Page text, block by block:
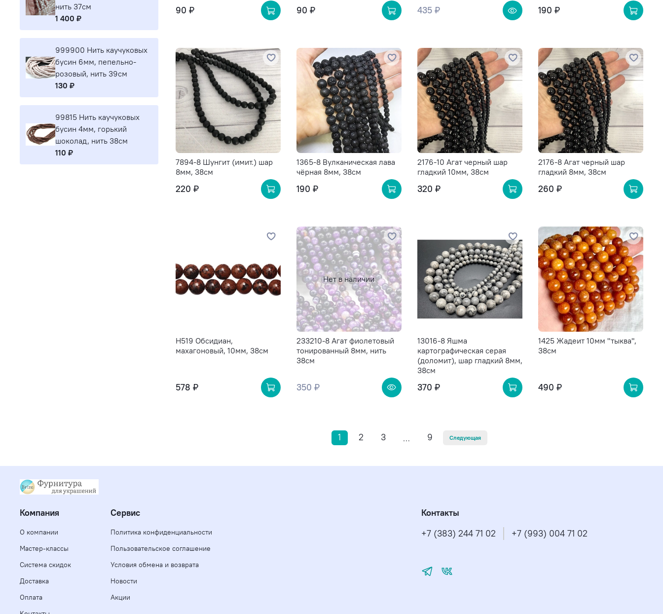
90 ₽ 90 ₽ 435 ₽ 190 ₽
7894-8 Шунгит (имит.) шар
8мм, 38см
220 ₽
1365-8 Вулканическая лава
чёрная 8мм, 38см
190 ₽
2176-10 Агат черный шар
гладкий 10мм, 38см
320 ₽
2176-8 Агат черный шар
гладкий 8мм, 38см
260 ₽
H519 Обсидиан,
махагоновый, 10мм, 38см
578 ₽
Нет в наличии
233210-8 Агат фиолетовый
тонированный 8мм, нить
38см
350 ₽
13016-8 Яшма
картографическая серая
(доломит), шар гладкий 8мм,
38см
370 ₽
1425 Жадеит 10мм "тыква",
38см
490 ₽
1 2 3 … 9 Следующая
нить 37см
1 400 ₽
999900 Нить каучуковых
бусин 6мм, пепельно-
розовый, нить 39см
130 ₽
99815 Нить каучуковых
бусин 4мм, горький
шоколад, нить 38см
110 ₽
Компания
О компании
Мастер-классы
Система скидок
Доставка
Оплата
Сервис
Политика конфиденциальности
Пользовательское соглашение
Условия обмена и возврата
Новости
Акции
Контакты
+7 (383) 244 71 02
+7 (993) 004 71 02